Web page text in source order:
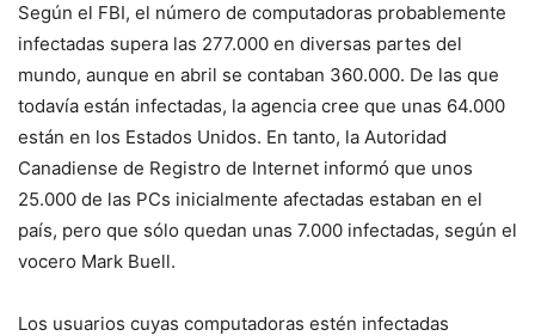
Según el FBI, el número de computadoras probablemente
infectadas supera las 277.000 en diversas partes del
mundo, aunque en abril se contaban 360.000. De las que
todavía están infectadas, la agencia cree que unas 64.000
están en los Estados Unidos. En tanto, la Autoridad
Canadiense de Registro de Internet informó que unos
25.000 de las PCs inicialmente afectadas estaban en el
país, pero que sólo quedan unas 7.000 infectadas, según el
vocero Mark Buell.
Los usuarios cuyas computadoras estén infectadas